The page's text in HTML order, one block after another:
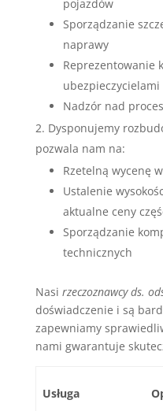
pojazdów
Sporządzanie
naprawy
Reprezentowanie
ubezpieczycielami
Nadzór nad
Dysponujemy
pozwala nam na:
Rzetelną wycenę
Ustalenie
aktualne ceny
Sporządzanie
technicznych
Nasi rzeczoznawcy ds.
doświadczenie i są
zapewniamy
nami gwarantuje
Usługa